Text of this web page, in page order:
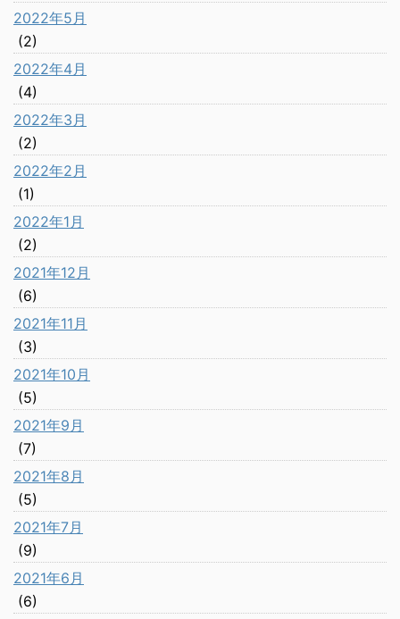
2022年5月
(2)
2022年4月
(4)
2022年3月
(2)
2022年2月
(1)
2022年1月
(2)
2021年12月
(6)
2021年11月
(3)
2021年10月
(5)
2021年9月
(7)
2021年8月
(5)
2021年7月
(9)
2021年6月
(6)